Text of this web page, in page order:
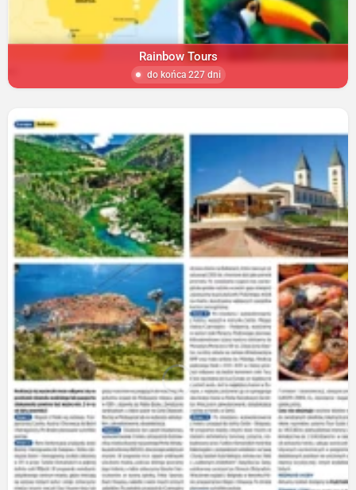
Rainbow Tours
do końca 227 dni